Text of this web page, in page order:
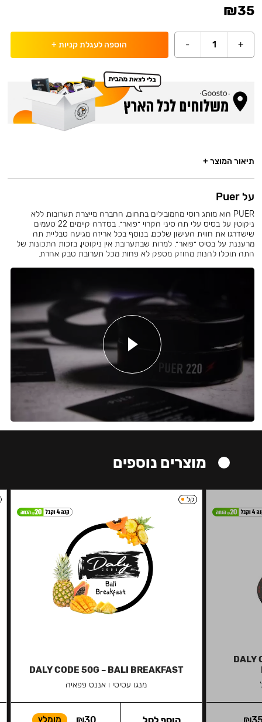
₪35
+
1
- הוספה לעגלת קניות +
תיאור המוצר +
על Puer
PUER הוא מותג רוסי מהמובילים בתחום, החברה מייצרת תערובות ללא
ניקוטין על בסיס עלי תה סיני הקרוי ״פואר״. בסדרה קיימים 22 טעמים
שישדרגו את חווית העישון שלכם, בנוסף בכל אריזה מגיעה טבליית תה
מרעננת על בסיס ״פואר״. למרות שבתערובת אין ניקוטין, בזכות התכונות של
התה תוכלו להנות מחוזק מספק לא פחות מכל תערובת טבק אחרת.
מוצרים נוספים
DALY
קל
DALY CODE 50G – BALI BREAKFAST
מנגו עסיסי ו אננס פפאיה
מומלץ